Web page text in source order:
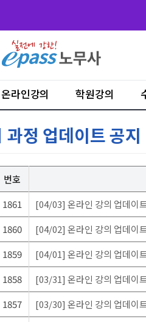
온라인강의 학원강의
과정 업데이트 공지
번호
1861
[04/03] 온라인 강의 업데이
1860
[04/02] 온라인 강의 업데이
1859
[04/01] 온라인 강의 업데이
1858
[03/31] 온라인 강의 업데이
1857
[03/30] 온라인 강의 업데이